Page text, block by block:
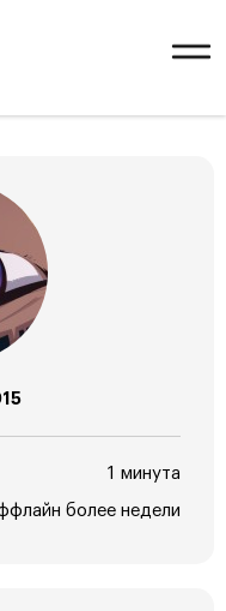
1 минута
более недели